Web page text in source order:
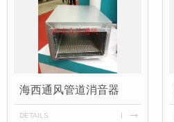
海西通风管道消音器
DETAILS